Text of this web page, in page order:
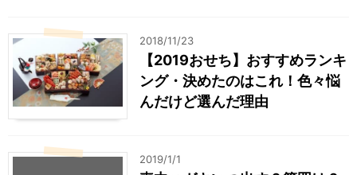
2018/11/23
【2019おせち】おすすめランキ
ング・決めたのはこれ！色々悩
んだけど選んだ理由
2019/1/1